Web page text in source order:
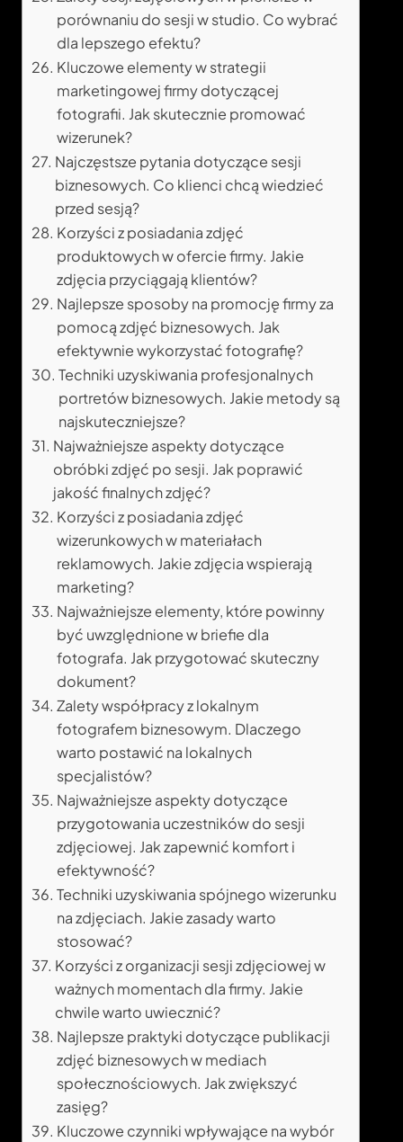
porównaniu do sesji w studio. Co wybrać
dla lepszego efektu?
Kluczowe elementy w strategii
marketingowej firmy dotyczącej
fotografii. Jak skutecznie promować
wizerunek?
Najczęstsze pytania dotyczące sesji
biznesowych. Co klienci chcą wiedzieć
przed sesją?
Korzyści z posiadania zdjęć
produktowych w ofercie firmy. Jakie
zdjęcia przyciągają klientów?
Najlepsze sposoby na promocję firmy za
pomocą zdjęć biznesowych. Jak
efektywnie wykorzystać fotografię?
Techniki uzyskiwania profesjonalnych
portretów biznesowych. Jakie metody są
najskuteczniejsze?
Najważniejsze aspekty dotyczące
obróbki zdjęć po sesji. Jak poprawić
jakość finalnych zdjęć?
Korzyści z posiadania zdjęć
wizerunkowych w materiałach
reklamowych. Jakie zdjęcia wspierają
marketing?
Najważniejsze elementy, które powinny
być uwzględnione w briefie dla
fotografa. Jak przygotować skuteczny
dokument?
Zalety współpracy z lokalnym
fotografem biznesowym. Dlaczego
warto postawić na lokalnych
specjalistów?
Najważniejsze aspekty dotyczące
przygotowania uczestników do sesji
zdjęciowej. Jak zapewnić komfort i
efektywność?
Techniki uzyskiwania spójnego wizerunku
na zdjęciach. Jakie zasady warto
stosować?
Korzyści z organizacji sesji zdjęciowej w
ważnych momentach dla firmy. Jakie
chwile warto uwiecznić?
Najlepsze praktyki dotyczące publikacji
zdjęć biznesowych w mediach
społecznościowych. Jak zwiększyć
zasięg?
Kluczowe czynniki wpływające na wybór